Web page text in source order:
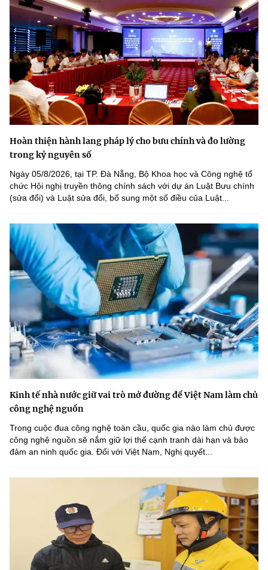
Hoàn thiện hành lang pháp lý cho bưu chính và đo lường
trong kỷ nguyên số
Ngày 05/8/2026, tại TP. Đà Nẵng, Bộ Khoa học và Công nghệ tổ
chức Hội nghị truyền thông chính sách với dự án Luật Bưu chính
(sửa đổi) và Luật sửa đổi, bổ sung một số điều của Luật...
Kinh tế nhà nước giữ vai trò mở đường để Việt Nam làm chủ
công nghệ nguồn
Trong cuộc đua công nghệ toàn cầu, quốc gia nào làm chủ được
công nghệ nguồn sẽ nắm giữ lợi thế cạnh tranh dài hạn và bảo
đảm an ninh quốc gia. Đối với Việt Nam, Nghị quyết...